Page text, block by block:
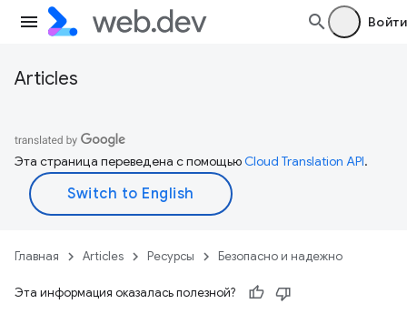
Войти
Articles
Эта страница переведена с помощьюCloud Translation API.
Главная Articles Ресурсы Безопасно и надежно
Эта информация оказалась полезной?